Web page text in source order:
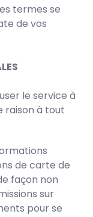
termes se
de vos
le service à
raison à tout
de carte de
façon non
sur
pour se